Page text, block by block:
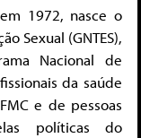
1972, nasce o
Sexual (GNTES),
Nacional de
da saúde
e de pessoas
políticas do